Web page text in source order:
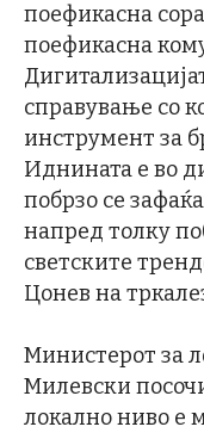
поефикасна
поефикасна
справување со
инструмент за
Иднината е во
побрзо се
напред толку
светските
Цонев на
Министерот за
Милевски
локално ниво е